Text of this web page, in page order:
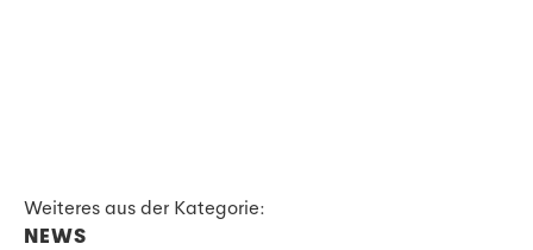
Weiteres aus der Kategorie:
NEWS